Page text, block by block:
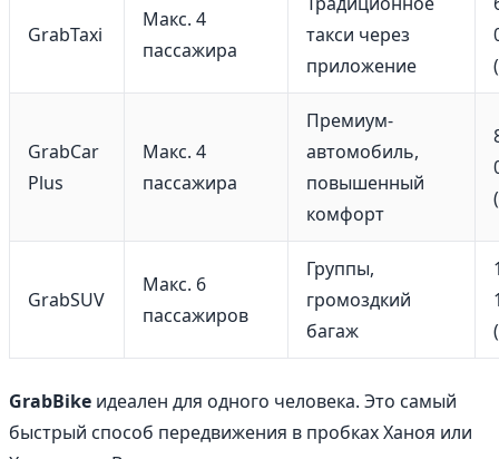
GrabTaxi
Макс. 4
пассажира
такси через
приложение
GrabCar
Plus
Макс. 4
пассажира
Премиум-
автомобиль,
повышенный
комфорт
GrabSUV
Макс. 6
пассажиров
Группы,
громоздкий
багаж
GrabBike идеален для одного человека. Это самый
быстрый способ передвижения в пробках Ханоя или